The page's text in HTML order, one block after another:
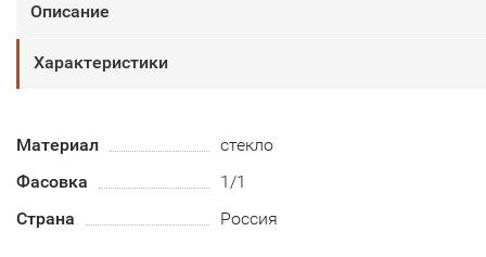
Описание
Характеристики
Материал
стекло
Фасовка
1/1
Страна
Россия